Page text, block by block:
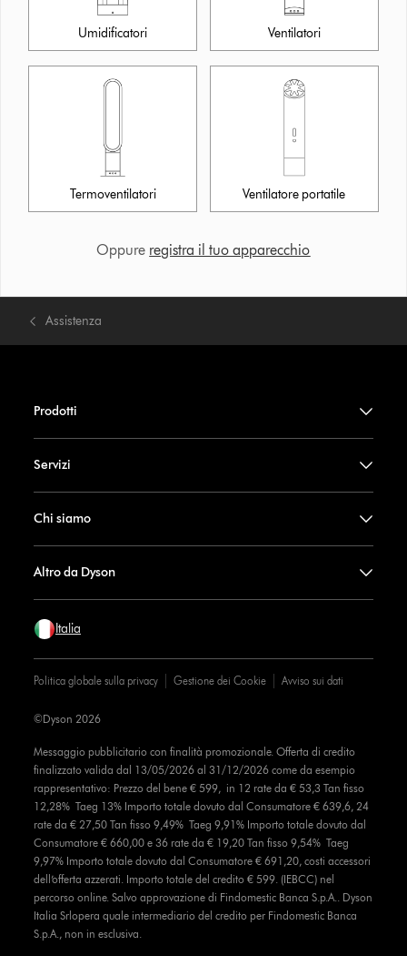
Umidificatori Ventilatori
Termoventilatori Ventilatore portatile
Oppure registra il tuo apparecchio
Assistenza
Prodotti
Servizi
Chi siamo
Altro da Dyson
Italia
Politica globale sulla privacy Gestione dei Cookie Avviso sui dati
Messaggio pubblicitario con finalità promozionale. Offerta di credito
finalizzato valida dal 13/05/2026 al 31/12/2026 come da esempio
rappresentativo: Prezzo del bene € 599, in 12 rate da € 53,3 Tan fisso
12,28% Taeg 13% Importo totale dovuto dal Consumatore € 639,6, 24
rate da € 27,50 Tan fisso 9,49% Taeg 9,91% Importo totale dovuto dal
Consumatore € 660,00 e 36 rate da € 19,20 Tan fisso 9,54% Taeg
9,97% Importo totale dovuto dal Consumatore € 691,20, costi accessori
dell’offerta azzerati. Importo totale del credito € 599. (IEBCC) nel
percorso online. Salvo approvazione di Findomestic Banca S.p.A.. Dyson
Italia Srlopera quale intermediario del credito per Findomestic Banca
S.p.A., non in esclusiva.
©Dyson 2026